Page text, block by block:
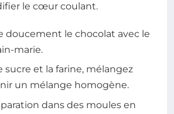
le cœur coulant.
doucement le chocolat avec le
marie.
sucre et la farine, mélangez
un mélange homogène.
dans des moules en